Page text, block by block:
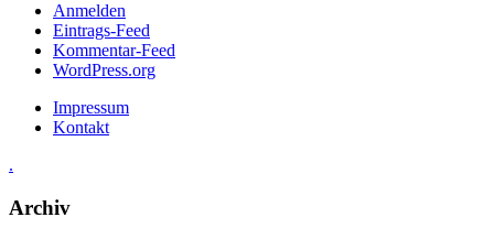
Anmelden
Eintrags-Feed
Kommentar-Feed
WordPress.org
Impressum
Kontakt
.
Archiv